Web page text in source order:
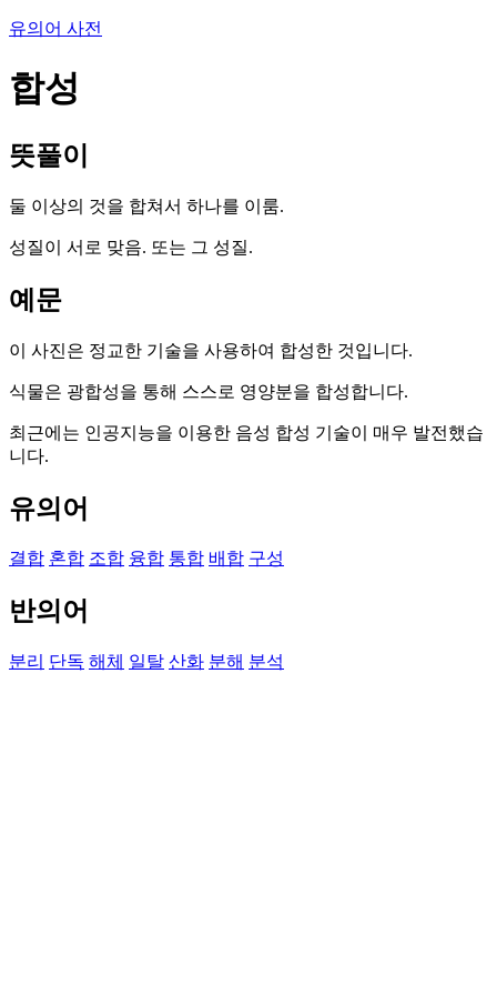
유의어 사전
합성
뜻풀이
둘 이상의 것을 합쳐서 하나를 이룸.
성질이 서로 맞음. 또는 그 성질.
예문
이 사진은 정교한 기술을 사용하여 합성한 것입니다.
식물은 광합성을 통해 스스로 영양분을 합성합니다.
최근에는 인공지능을 이용한 음성 합성 기술이 매우 발전했습
니다.
유의어
결합 혼합 조합 융합 통합 배합 구성
반의어
분리 단독 해체 일탈 산화 분해 분석